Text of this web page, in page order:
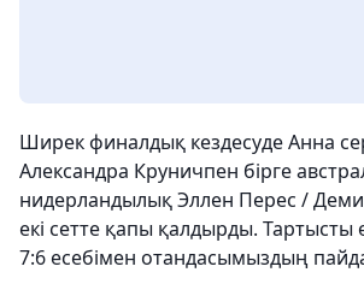
Ширек финалдық кездесуде Анна
Александра Круничпен бірге
нидерландылық Эллен Перес /
екі сетте қапы қалдырды. Тартысты
7:6 есебімен отандасымыздың